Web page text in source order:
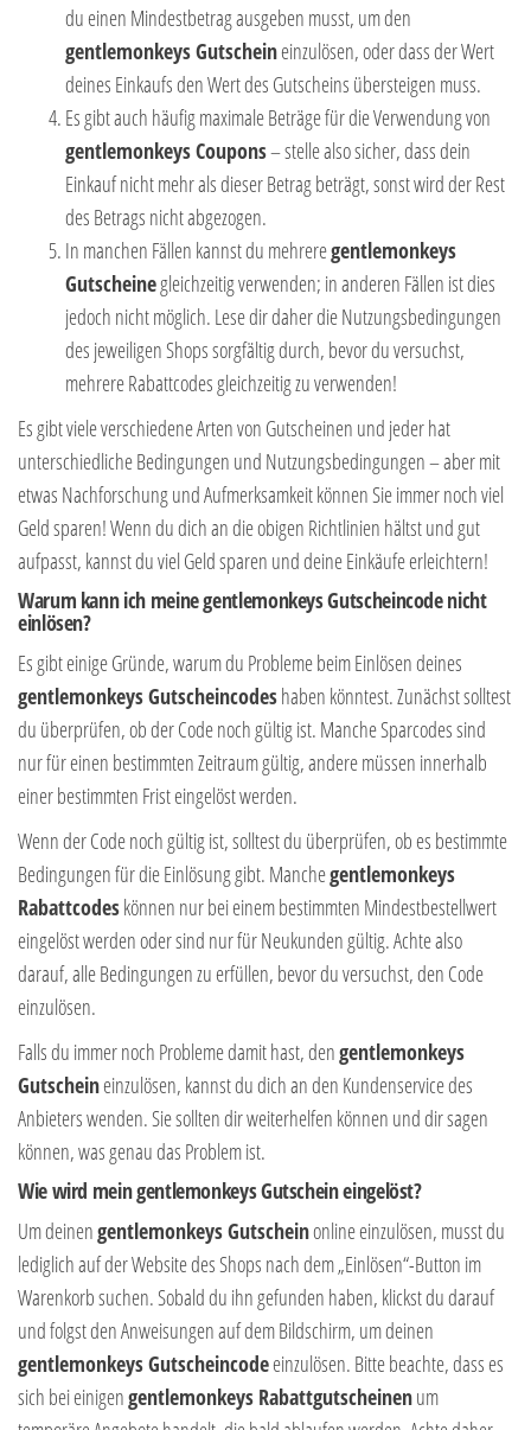
du einen Mindestbetrag ausgeben musst, um den
gentlemonkeys Gutscheineinzulösen, oder dass der Wert
deines Einkaufs den Wert des Gutscheins übersteigen muss.
Es gibt auch häufig maximale Beträge für die Verwendung von
gentlemonkeys Coupons– stelle also sicher, dass dein
Einkauf nicht mehr als dieser Betrag beträgt, sonst wird der Rest
des Betrags nicht abgezogen.
In manchen Fällen kannst du mehreregentlemonkeys
Gutscheinegleichzeitig verwenden; in anderen Fällen ist dies
jedoch nicht möglich. Lese dir daher die Nutzungsbedingungen
des jeweiligen Shops sorgfältig durch, bevor du versuchst,
mehrere Rabattcodes gleichzeitig zu verwenden!
Es gibt viele verschiedene Arten von Gutscheinen und jeder hat
unterschiedliche Bedingungen und Nutzungsbedingungen – aber mit
etwas Nachforschung und Aufmerksamkeit können Sie immer noch viel
Geld sparen! Wenn du dich an die obigen Richtlinien hältst und gut
aufpasst, kannst du viel Geld sparen und deine Einkäufe erleichtern!
Warum kann ich meine gentlemonkeys Gutscheincode nicht
einlösen?
Es gibt einige Gründe, warum du Probleme beim Einlösen deines
gentlemonkeys Gutscheincodeshaben könntest. Zunächst solltest
du überprüfen, ob der Code noch gültig ist. Manche Sparcodes sind
nur für einen bestimmten Zeitraum gültig, andere müssen innerhalb
einer bestimmten Frist eingelöst werden.
Wenn der Code noch gültig ist, solltest du überprüfen, ob es bestimmte
Bedingungen für die Einlösung gibt. Manchegentlemonkeys
Rabattcodeskönnen nur bei einem bestimmten Mindestbestellwert
eingelöst werden oder sind nur für Neukunden gültig. Achte also
darauf, alle Bedingungen zu erfüllen, bevor du versuchst, den Code
einzulösen.
Falls du immer noch Probleme damit hast, dengentlemonkeys
Gutscheineinzulösen, kannst du dich an den Kundenservice des
Anbieters wenden. Sie sollten dir weiterhelfen können und dir sagen
können, was genau das Problem ist.
Wie wird mein gentlemonkeys Gutschein eingelöst?
Um deinengentlemonkeys Gutscheinonline einzulösen, musst du
lediglich auf der Website des Shops nach dem „Einlösen“-Button im
Warenkorb suchen. Sobald du ihn gefunden haben, klickst du darauf
und folgst den Anweisungen auf dem Bildschirm, um deinen
gentlemonkeys Gutscheincodeeinzulösen. Bitte beachte, dass es
sich bei einigengentlemonkeys Rabattgutscheinenum